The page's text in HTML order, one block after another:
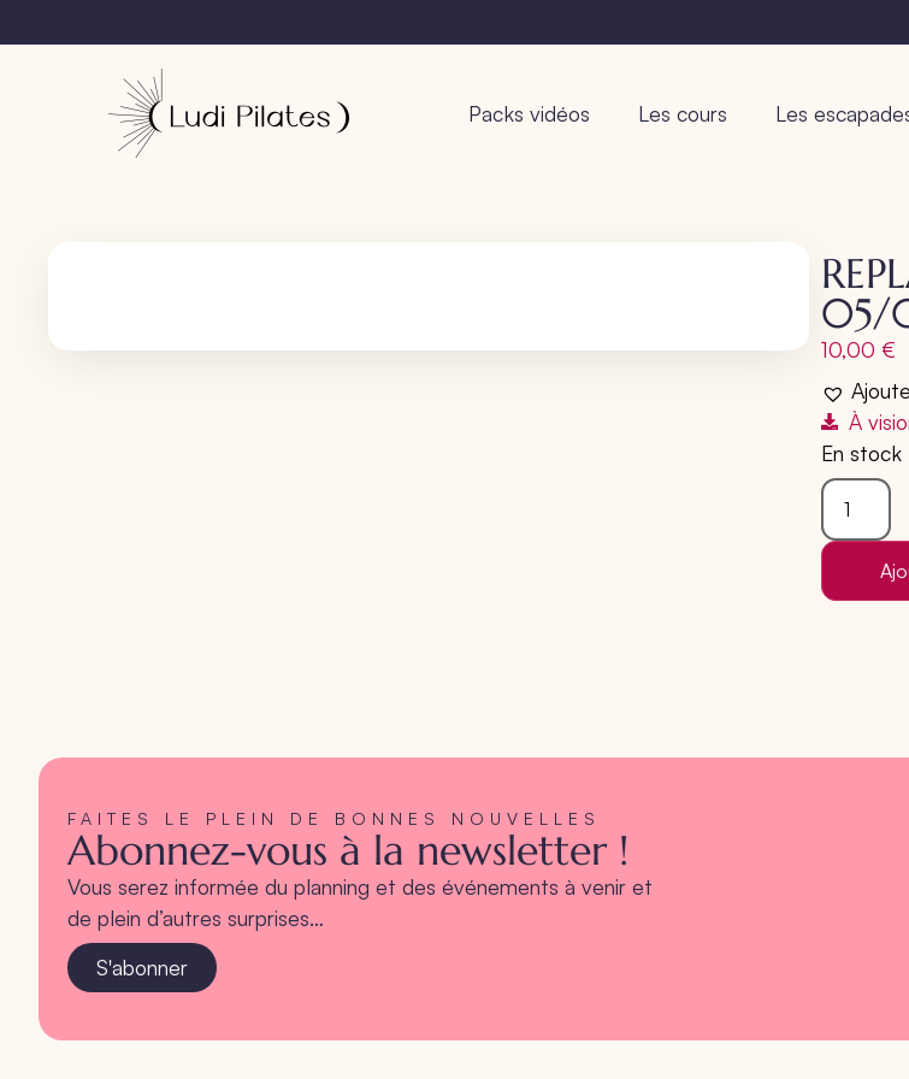
Packs vidéos Les cours Les
05/
10,00 €
À
En stock
FAITES LE PLEIN DE BONNES NOUVELLES
Abonnez-vous à la newsletter !
Vous serez informée du planning et des événements à venir et
de plein d’autres surprises…
S'abonner